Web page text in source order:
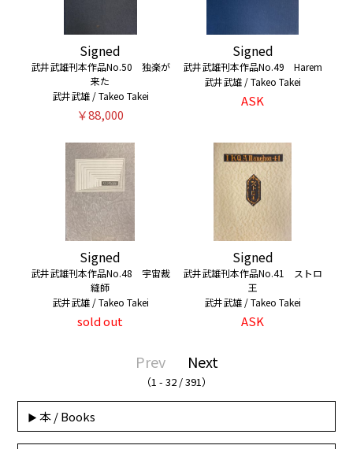
Signed
武井武雄刊本作品No.50 独楽が
来た
武井武雄 / Takeo Takei
￥88,000
Signed
武井武雄刊本作品No.49 Harem
武井武雄 / Takeo Takei
ASK
Signed
武井武雄刊本作品No.48 宇宙裁
縫師
武井武雄 / Takeo Takei
sold out
Signed
武井武雄刊本作品No.41 ストロ
王
武井武雄 / Takeo Takei
ASK
Prev Next
（1 - 32 / 391）
本 / Books